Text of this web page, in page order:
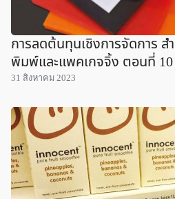
การลดต้นทุนเชิงการจัดการ
พิมพ์และแพคเกจจิ้ง ตอนที่ 10
31 สิงหาคม 2023